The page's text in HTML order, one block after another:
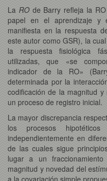
La ROde Barry refleja la
papel en el aprendizaje y
manifiesta en la respuesta
este autor como GSR), la
la respuesta fisiológica
utilizadas, que «se
indicador de la RO»
determinada por la
codificación de la magnitud
un proceso de registro inicial.
La mayor discrepancia
los procesos
independientemente en
de las cuales sigue
lugar a un
magnitud y novedad del
a la covariación simple